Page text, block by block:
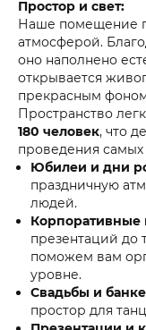
Простор и свет:
Наше помещение
атмосферой.
оно наполнено
открывается
прекрасным
Пространство
180 человек, что
проведения
Юбилеи и дни
праздничную
людей.
Корпоративные
презентаций до
поможем вам
уровне.
Свадьбы и
простор для